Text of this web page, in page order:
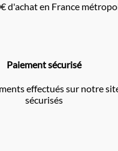
d'achat en France
Paiement sécurisé
effectués sur notre
sécurisés